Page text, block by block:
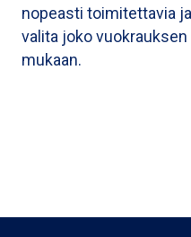
nopeasti toimitettavia
valita joko
mukaan.